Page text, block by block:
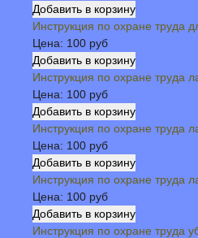
Инструкция по охране труда
Цена: 100 руб
Инструкция по охране труда
Цена: 100 руб
Инструкция по охране труда
Цена: 100 руб
Инструкция по охране труда
Цена: 100 руб
Инструкция по охране труда